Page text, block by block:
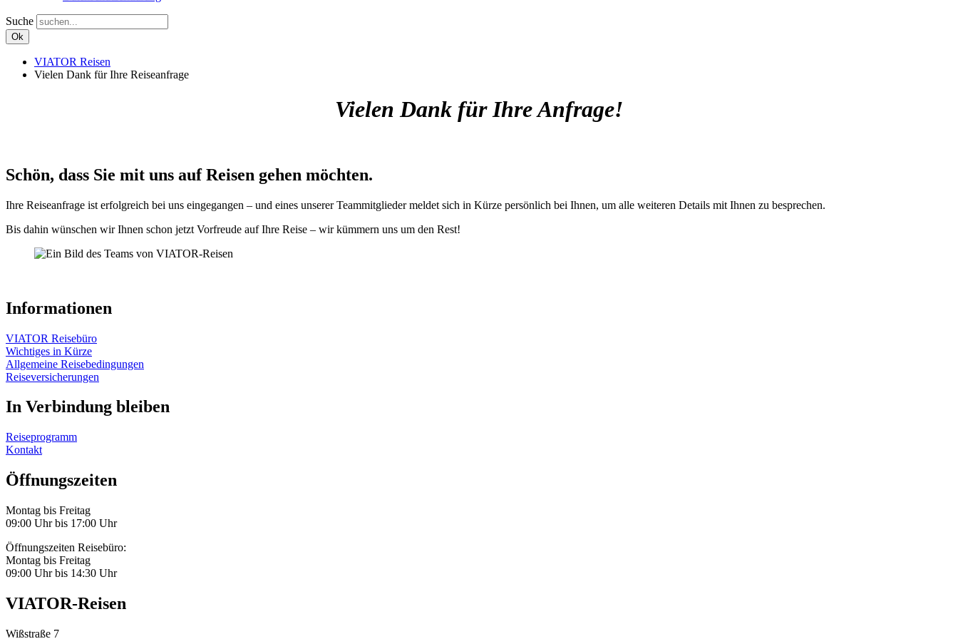
Suche
Ok
VIATOR Reisen
Vielen Dank für Ihre Reiseanfrage
Vielen Dank für Ihre Anfrage!
Schön, dass Sie mit uns auf Reisen gehen möchten.
Ihre Reiseanfrage ist erfolgreich bei uns eingegangen – und eines unserer Teammitglieder meldet sich in Kürze persönlich bei Ihnen, um alle weiteren Details mit Ihnen zu besprechen.
Bis dahin wünschen wir Ihnen schon jetzt Vorfreude auf Ihre Reise – wir kümmern uns um den Rest!
Informationen
VIATOR Reisebüro
Wichtiges in Kürze
Allgemeine Reisebedingungen
Reiseversicherungen
In Verbindung bleiben
Reiseprogramm
Kontakt
Öffnungszeiten
Montag bis Freitag
09:00 Uhr bis 17:00 Uhr
Öffnungszeiten Reisebüro:
Montag bis Freitag
09:00 Uhr bis 14:30 Uhr
VIATOR-Reisen
Wißstraße 7